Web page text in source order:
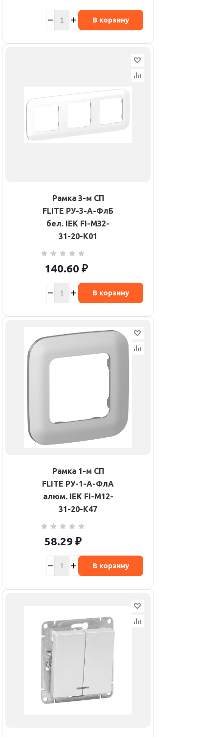
В корзину
Рамка 3-м СП
FLITE РУ-3-А-ФлБ
бел. IEK FI-M32-
31-20-K01
140.60 ₽
В корзину
Рамка 1-м СП
FLITE РУ-1-А-ФлА
алюм. IEK FI-M12-
31-20-K47
58.29 ₽
В корзину